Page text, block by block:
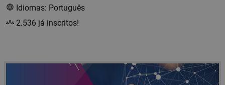
Idiomas: Português
2.536 já inscritos!